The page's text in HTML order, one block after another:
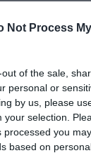
Not Process
of the sale,
personal or
by us, please
your selection.
processed you
based on
A
ha elhelyezel 1
a rugalmas
a
tudod az
dolgozni a